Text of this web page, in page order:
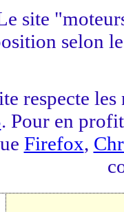
site
selon
respecte
. Pour en
Firefox,